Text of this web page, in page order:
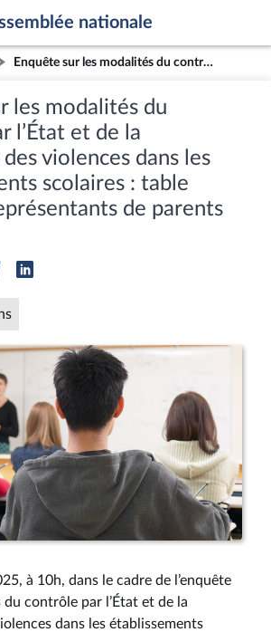
nationale
Enquête sur les modalités du contrôle par l’État et de la prévention des violences dans les établissements scolaires : table ronde de représentants de parents d’élèves
les modalités du
l’État et de la
violences dans les
scolaires : table
de parents
à 10h, dans le cadre de l’enquête
contrôle par l’État et de la
dans les établissements